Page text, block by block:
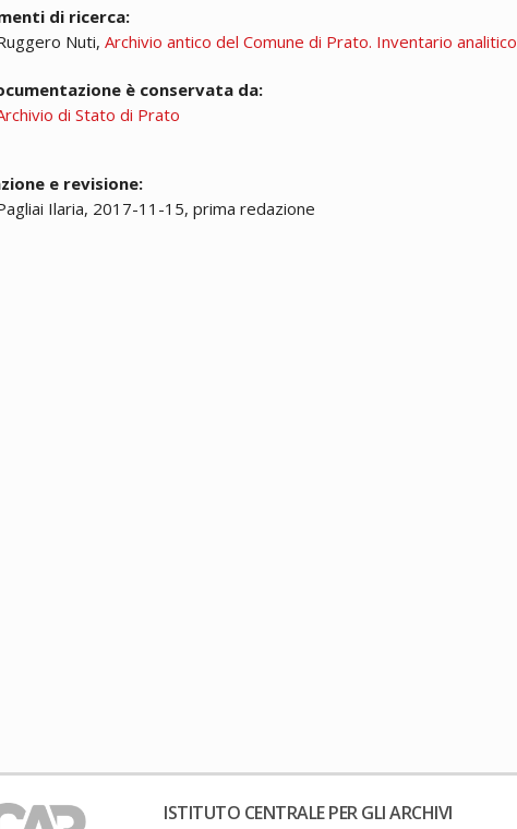
di ricerca:
Nuti,Archivio antico del Comune di Prato. Inventario analitico
è conservata da:
di Stato di Prato
e revisione:
Ilaria, 2017-11-15, prima redazione
ISTITUTO CENTRALE PER GLI ARCHIVI